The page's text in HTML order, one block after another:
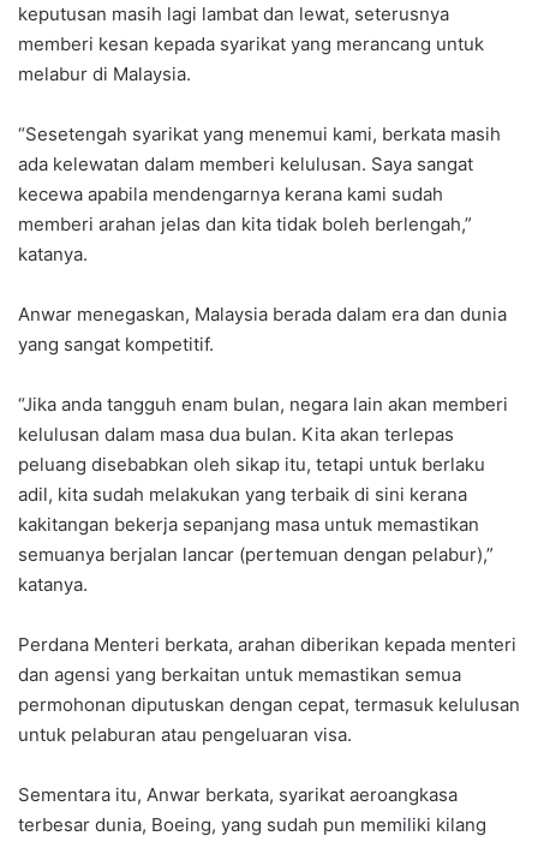
keputusan masih lagi lambat dan lewat, seterusnya
memberi kesan kepada syarikat yang merancang untuk
melabur di Malaysia.
“Sesetengah syarikat yang menemui kami, berkata masih
ada kelewatan dalam memberi kelulusan. Saya sangat
kecewa apabila mendengarnya kerana kami sudah
memberi arahan jelas dan kita tidak boleh berlengah,”
katanya.
Anwar menegaskan, Malaysia berada dalam era dan dunia
yang sangat kompetitif.
“Jika anda tangguh enam bulan, negara lain akan memberi
kelulusan dalam masa dua bulan. Kita akan terlepas
peluang disebabkan oleh sikap itu, tetapi untuk berlaku
adil, kita sudah melakukan yang terbaik di sini kerana
kakitangan bekerja sepanjang masa untuk memastikan
semuanya berjalan lancar (pertemuan dengan pelabur),”
katanya.
Perdana Menteri berkata, arahan diberikan kepada menteri
dan agensi yang berkaitan untuk memastikan semua
permohonan diputuskan dengan cepat, termasuk kelulusan
untuk pelaburan atau pengeluaran visa.
Sementara itu, Anwar berkata, syarikat aeroangkasa
terbesar dunia, Boeing, yang sudah pun memiliki kilang